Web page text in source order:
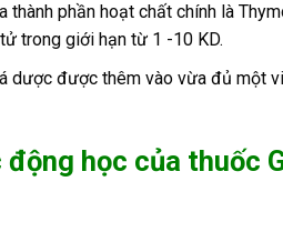
thành phần hoạt chất chính là
trong giới hạn từ 1 -10 KD.
dược được thêm vào vừa đủ
học của thuốc